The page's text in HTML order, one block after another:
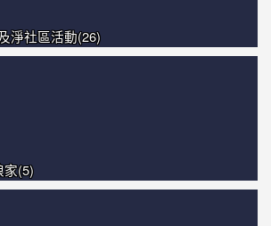
淨社區活動(26)
家(5)